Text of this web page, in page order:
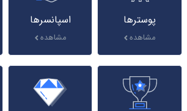
پوسترها
مشاهده
اسپانسرها
مشاهده